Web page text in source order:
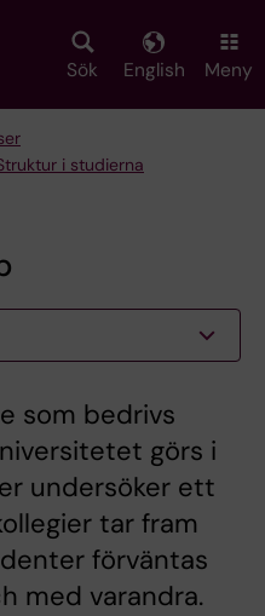
Sök English Meny
i studierna
som bedrivs
görs i
undersöker ett
tar fram
förväntas
med varandra.